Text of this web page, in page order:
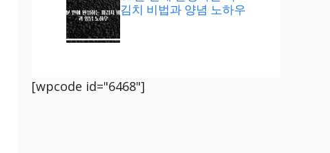
김치 비법과 양념 노하우
[wpcode id="6468"]